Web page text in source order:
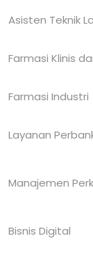
Asisten Teknik
Farmasi Klinis
FarmasiIndustri
Layanan
Manajemen
Bisnis Digital